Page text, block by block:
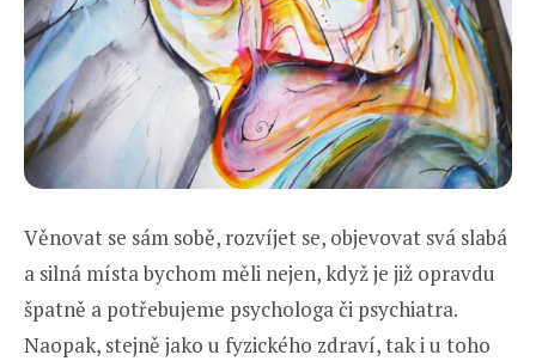
Věnovat se sám sobě, rozvíjet se, objevovat svá slabá
a silná místa bychom měli nejen, když je již opravdu
špatně a potřebujeme psychologa či psychiatra.
Naopak, stejně jako u fyzického zdraví, tak i u toho